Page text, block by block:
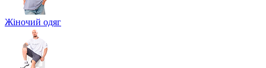
Жіночий одяг